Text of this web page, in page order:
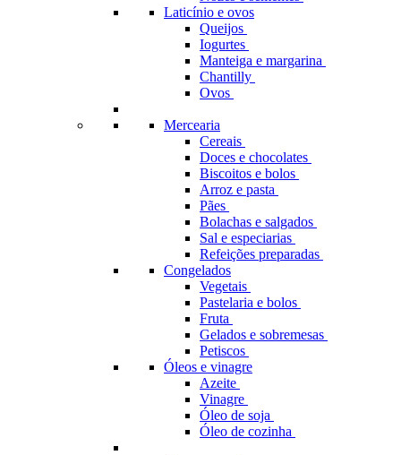
Laticínio e ovos
Queijos
Iogurtes
Manteiga e margarina
Chantilly
Ovos
Mercearia
Cereais
Doces e chocolates
Biscoitos e bolos
Arroz e pasta
Pães
Bolachas e salgados
Sal e especiarias
Refeições preparadas
Congelados
Vegetais
Pastelaria e bolos
Fruta
Gelados e sobremesas
Petiscos
Óleos e vinagre
Azeite
Vinagre
Óleo de soja
Óleo de cozinha